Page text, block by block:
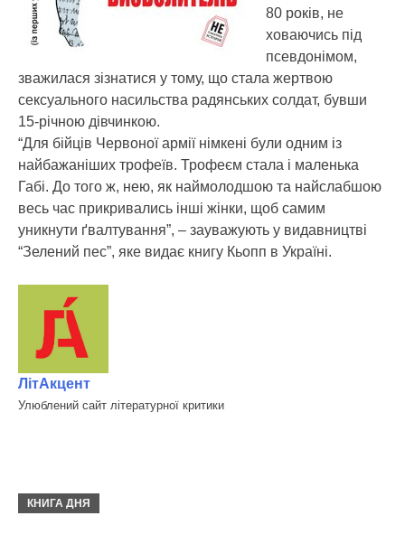
80 років, не
ховаючись під
псевдонімом,
зважилася зізнатися у тому, що стала жертвою
сексуального насильства радянських солдат, бувши
15-річною дівчинкою.
“Для бійців Червоної армії німкені були одним із
найбажаніших трофеїв. Трофеєм стала і маленька
Габі. До того ж, нею, як наймолодшою та найслабшою
весь час прикривались інші жінки, щоб самим
уникнути ґвалтування”, – зауважують у видавництві
“Зелений пес”, яке видає книгу Кьопп в Україні.
ЛітАкцент
Улюблений сайт літературної критики
КНИГА ДНЯ